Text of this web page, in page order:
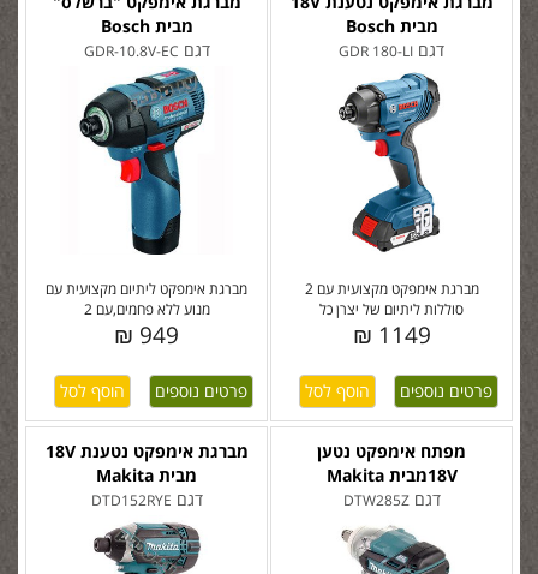
מבית Bosch
דגם GDR-10.8V-EC
מברגת אימפקט ליתיום מקצועית עם
מנוע ללא פחמים,עם 2
949 ₪
פרטים נוספים
מבית Bosch
דגם GDR 180-LI
מברגת אימפקט מקצועית עם 2
סוללות ליתיום של יצרן כל
1149 ₪
פרטים נוספים
מברגת אימפקט נטענת 18V
מבית Makita
דגם DTD152RYE
מפתח אימפקט נטען
18Vמבית Makita
דגםDTW285Z